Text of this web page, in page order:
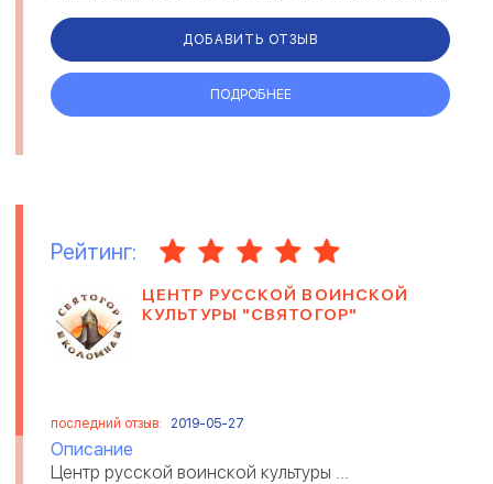
всех этапах оформления, сохран...
ДОБАВИТЬ ОТЗЫВ
ПОДРОБНЕЕ
Рейтинг:
ЦЕНТР РУССКОЙ ВОИНСКОЙ
КУЛЬТУРЫ "СВЯТОГОР"
последний отзыв: 2019-05-27
Описание
Центр русской воинской культуры ...